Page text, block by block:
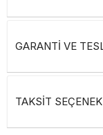
GARANTİ VE
TAKSİT